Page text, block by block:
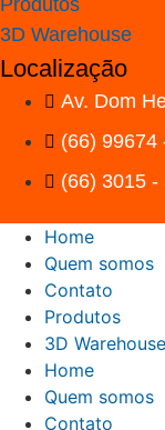
Produtos
3D Warehouse
Localização
Av. Dom
(66) 99674
(66) 3015 -
Home
Quem somos
Contato
Produtos
3D Warehouse
Home
Quem somos
Contato